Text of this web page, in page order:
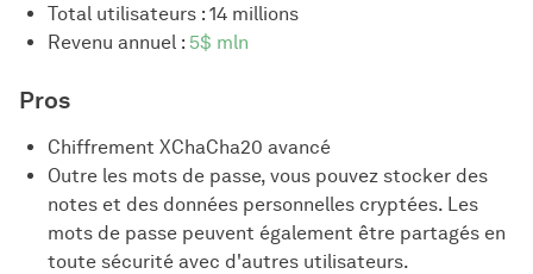
Total utilisateurs : 14 millions
Revenu annuel : 5$ mln
Pros
Chiffrement XChaCha20 avancé
Outre les mots de passe, vous pouvez stocker des
notes et des données personnelles cryptées. Les
mots de passe peuvent également être partagés en
toute sécurité avec d'autres utilisateurs.